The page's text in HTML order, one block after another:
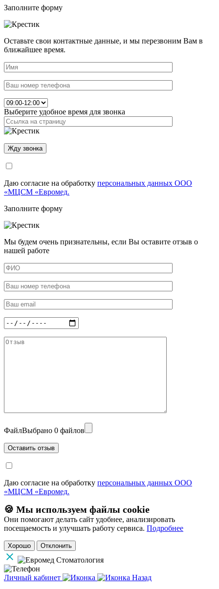
Заполните форму
Оставьте свои контактные данные, и мы перезвоним Вам в
ближайшее время.
Выберите удобное время для звонка
Даю согласие на обработку персональных данных ООО
«МЦСМ «Евромед.
Заполните форму
Мы будем очень признательны, если Вы оставите отзыв о
нашей работе
ФайлВыбрано 0 файлов
Даю согласие на обработку персональных данных ООО
«МЦСМ «Евромед.
🍪 Мы используем файлы cookie
Они помогают делать сайт удобнее, анализировать
посещаемость и улучшать работу сервиса. Подробнее
Хорошо Отклонить
Личный кабинет
Назад